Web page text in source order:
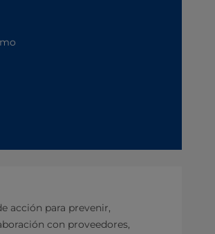
acción para prevenir,
con proveedores,